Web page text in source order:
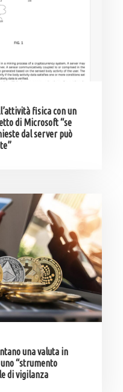
fisica con un
di Microsoft “se
dal server può
una valuta in
“strumento
di vigilanza